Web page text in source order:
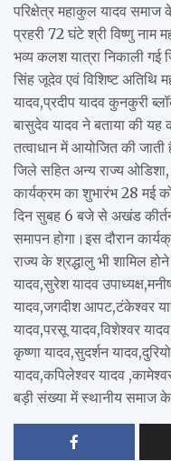
परिक्षेत्र महाकुल यादव
प्रहरी 72 घंटे श्री विष्णु नाम
भव्य कलश यात्रा निकाली
सिंह जूदेव एवं विशिष्ट अतिथि
यादव,प्रदीप यादव कुनकुरी
बासुदेव यादव ने बताया की यह
तत्वाधान में आयोजित की जाती
जिले सहित अन्य राज्य
कार्यक्रम का शुभारंभ 28 मई
दिन सुबह 6 बजे से अखंड कीर्तन
समापन होगा।इस दौरान
राज्य के श्रद्धालु भी शामिल
यादव,सुरेश यादव
यादव,जगदीश आपट,टंकेश्वर
यादव,परसू यादव,विशेश्वर
कृष्णा यादव,सुदर्शन
यादव,कपिलेश्वर यादव
बड़ी संख्या में स्थानीय समाज